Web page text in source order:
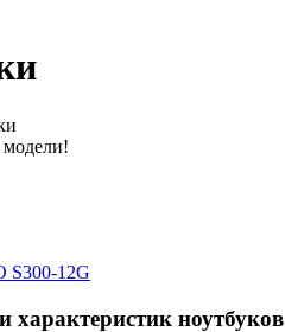
модели!
S300-12G
характеристик ноутбуков